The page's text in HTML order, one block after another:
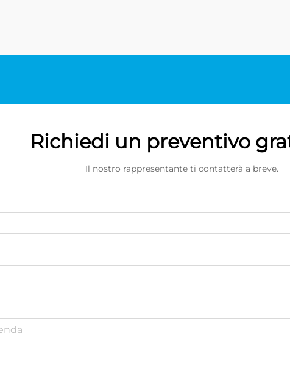
Richiedi un preventivo
Il nostro rappresentante ti contatterà a breve.